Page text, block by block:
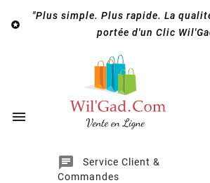

"Plus simple. Plus rapide. La
portée d'un Clic

chat
Service Client &
Commandes